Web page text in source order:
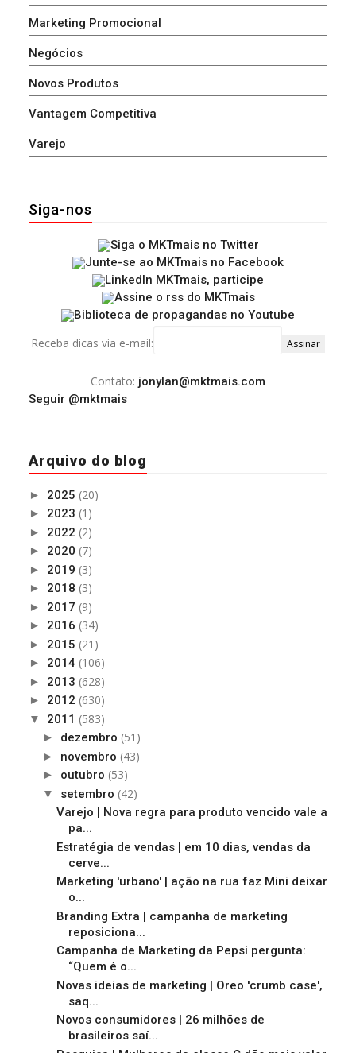
Marketing Promocional
Negócios
Novos Produtos
Vantagem Competitiva
Varejo
Siga-nos
Receba dicas via e-mail:
Contato: jonylan@mktmais.com
Seguir @mktmais
Arquivo do blog
► 2025 (20)
► 2023 (1)
► 2022 (2)
► 2020 (7)
► 2019 (3)
► 2018 (3)
► 2017 (9)
► 2016 (34)
► 2015 (21)
► 2014 (106)
► 2013 (628)
► 2012 (630)
▼ 2011 (583)
► dezembro (51)
► novembro (43)
► outubro (53)
▼ setembro (42)
Varejo | Nova regra para produto vencido vale a
pa...
Estratégia de vendas | em 10 dias, vendas da
cerve...
Marketing 'urbano' | ação na rua faz Mini deixar
o...
Branding Extra | campanha de marketing
reposiciona...
Campanha de Marketing da Pepsi pergunta:
“Quem é o...
Novas ideias de marketing | Oreo 'crumb case',
saq...
Novos consumidores | 26 milhões de
brasileiros saí...